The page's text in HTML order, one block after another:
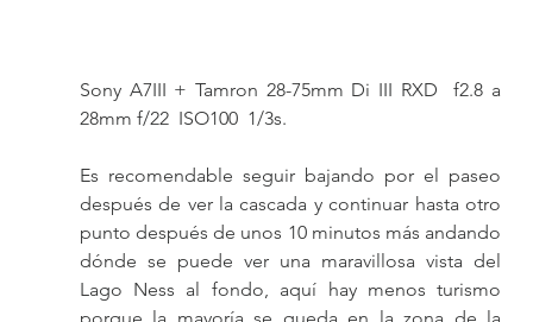
Sony A7III + Tamron 28-75mm Di III RXD  f2.8 a
28mm f/22  ISO100  1/3s.
Es recomendable seguir bajando por el paseo
después de ver la cascada y continuar hasta otro
punto después de unos 10 minutos más andando
dónde se puede ver una maravillosa vista del
Lago Ness al fondo, aquí hay menos turismo